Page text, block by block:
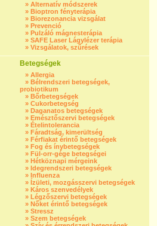
» Alternatív módszerek
» Bioptron fényterápia
» Biorezonancia vizsgálat
» Prevenció
» Pulzáló mágnesterápia
» SAFE Laser Lágylézer terápia
» Vizsgálatok, szűrések
Betegségek
» Allergia
» Bélrendszeri betegségek,
probiotikum
» Bőrbetegségek
» Cukorbetegség
» Daganatos betegségek
» Emésztőszervi betegségek
» Ételintolerancia
» Fáradtság, kimerültség
» Férfiakat érintő betegségek
» Fog és ínybetegségek
» Fül-orr-gége betegségei
» Hétköznapi mérgeink
» Idegrendszeri betegségek
» Influenza
» Ízületi, mozgásszervi betegségek
» Káros szenvedélyek
» Légzőszervi betegségek
» Nőket érintő betegségek
» Stressz
» Szem betegségek